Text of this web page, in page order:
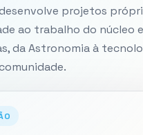
projetos
ao trabalho do núcleo
da Astronomia à